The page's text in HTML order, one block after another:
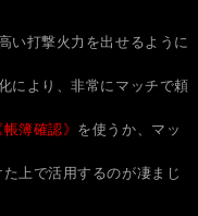
い打撃火力を出せるように
により、非常にマッチで頼
帳簿確認》 を使うか、マッ
上で活用するのが凄まじ